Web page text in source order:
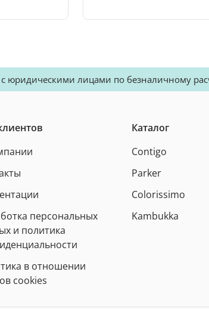
с юридическими лицами по безналичному
персональных
и политика
в отношении
cookies
Каталог
Contigo
Parker
Colorissimo
Kambukka